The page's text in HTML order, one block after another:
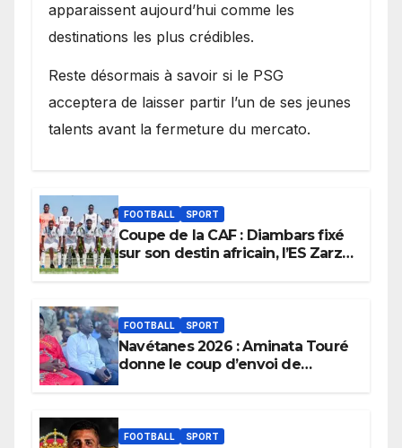
apparaissent aujourd’hui comme les
destinations les plus crédibles.
Reste désormais à savoir si le PSG
acceptera de laisser partir l’un de ses jeunes
talents avant la fermeture du mercato.
FOOTBALL SPORT
Coupe de la CAF : Diambars fixé
sur son destin africain, l’ES Zarzis
FOOTBALL SPORT
Navétanes 2026 : Aminata Touré
donne le coup d’envoi de
apaisées.
FOOTBALL SPORT